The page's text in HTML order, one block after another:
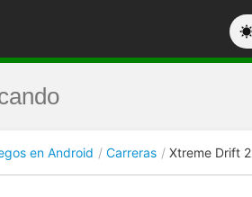
en Android Carreras Xtreme Drift 2